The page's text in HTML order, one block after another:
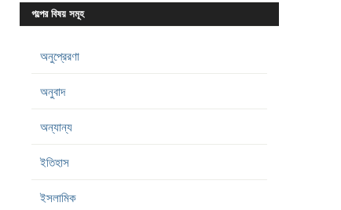
গল্পের বিষয় সমূহ
অনুপ্রেরণা
অনুবাদ
অন্যান্য
ইতিহাস
ইসলামিক